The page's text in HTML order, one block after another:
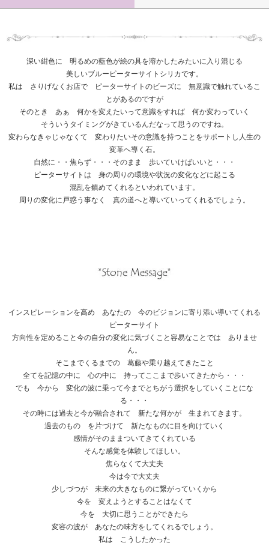
深い紺色に 明るめの藍色が絵の具を溶かしたみたいに入り混じる
美しいブルーピーターサイトシリカです。
私は さりげなくお店で ピーターサイトのビーズに 無意識で触れているこ
とがあるのですが
そのとき あぁ 何かを変えたいって意識をすれば 何か変わっていく
そういうタイミングがきているんだなって思うのですね。
変わらなきゃじゃなくて 変わりたいその意識を持つことをサポートし人生の
変革へ導く石。
自然に・・焦らず・・・そのまま 歩いていけばいいと・・・
ピーターサイトは 身の周りの環境や状況の変化などに起こる
混乱を鎮めてくれるといわれています。
周りの変化に戸惑う事なく 真の道へと導いていってくれるでしょう。
インスピレーションを高め あなたの 今のビジョンに寄り添い導いてくれる
ピーターサイト
方向性を定めること今の自分の変化に気づくこと容易なことでは ありませ
ん。
そこまでくるまでの 葛藤や乗り越えてきたこと
全てを記憶の中に 心の中に 持ってここまで歩いてきたから・・・
でも 今から 変化の波に乗って今までとちがう選択をしていくことにな
る・・・
その時には過去と今が融合されて 新たな何かが 生まれてきます。
過去のもの を片づけて 新たなものに目を向けていく
感情がそのままついてきてくれている
そんな感覚を体験してほしい。
焦らなくて大丈夫
今は今で大丈夫
少しづつが 未来の大きなものに繋がっていくから
今を 変えようとすることはなくて
今を 大切に思うことができたら
変容の波が あなたの味方をしてくれるでしょう。
私は こうしたかった